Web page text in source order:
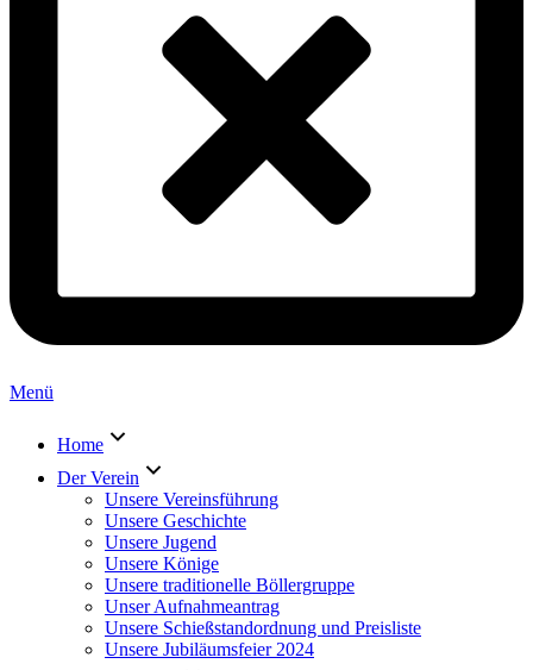
Menü
Home
Der Verein
Unsere Vereinsführung
Unsere Geschichte
Unsere Jugend
Unsere Könige
Unsere traditionelle Böllergruppe
Unser Aufnahmeantrag
Unsere Schießstandordnung und Preisliste
Unsere Jubiläumsfeier 2024